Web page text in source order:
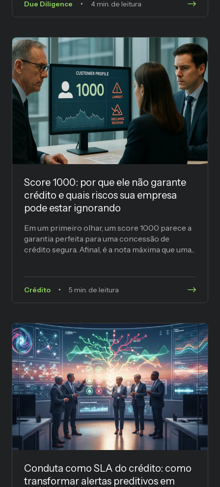
Due Diligence 4 min. de leitura
Score 1000: por que ele não garante
crédito e quais riscos sua empresa
pode estar ignorando
Em um primeiro olhar, um score 1000 parece a
garantia perfeita para uma concessão de
crédito segura. Afinal, é a nota máxima que uma...
Crédito 5 min. de leitura
Conduta como SLA do crédito: como
transformar alertas preditivos em